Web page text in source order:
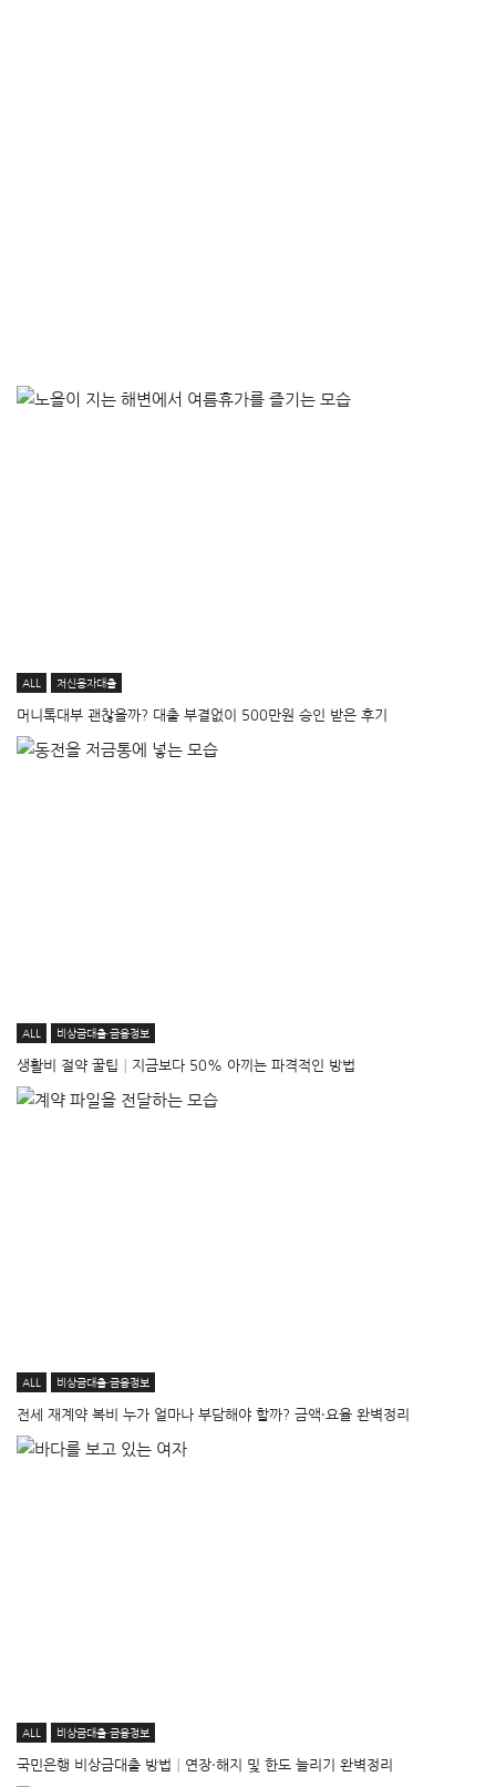
ALL 저신용자대출
머니톡대부 괜찮을까? 대출 부결없이 500만원 승인 받은 후기
ALL 비상금대출·금융정보
생활비 절약 꿀팁│지금보다 50% 아끼는 파격적인 방법
ALL 비상금대출·금융정보
전세 재계약 복비 누가 얼마나 부담해야 할까? 금액·요율 완벽정리
ALL 비상금대출·금융정보
국민은행 비상금대출 방법│연장·해지 및 한도 늘리기 완벽정리